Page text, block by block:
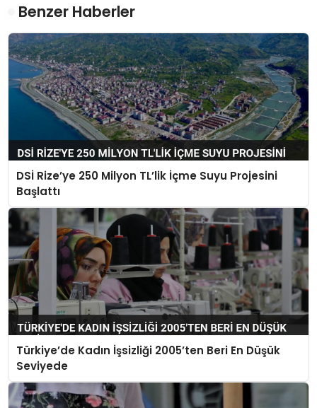
Benzer Haberler
DSİ Rize’ye 250 Milyon TL’lik İçme Suyu Projesini
Başlattı
Türkiye’de Kadın İşsizliği 2005’ten Beri En Düşük
Seviyede